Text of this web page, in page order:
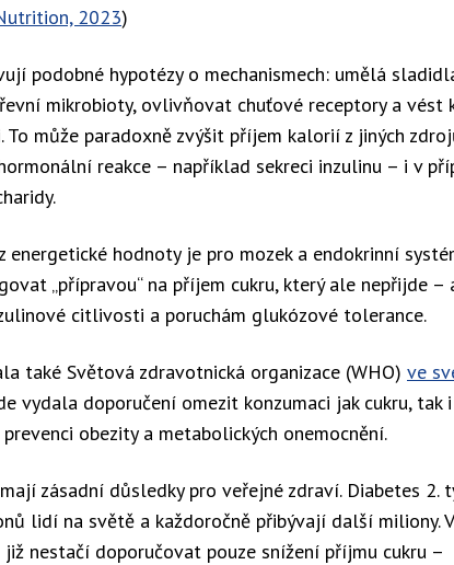
2023)
podobné hypotézy o mechanismech: umělá
mikrobioty, ovlivňovat chuťové receptory a vést
může paradoxně zvýšit příjem kalorií z jiných
reakce – například sekreci inzulinu – i v
energetické hodnoty je pro mozek a endokrinní
„přípravou“ na příjem cukru, který ale nepřijde –
citlivosti a poruchám glukózové tolerance.
také Světová zdravotnická organizace (WHO) ve
vydala doporučení omezit konzumaci jak cukru, tak i
obezity a metabolických onemocnění.
zásadní důsledky pro veřejné zdraví. Diabetes 2.
lidí na světě a každoročně přibývají další miliony.
nestačí doporučovat pouze snížení příjmu cukru –